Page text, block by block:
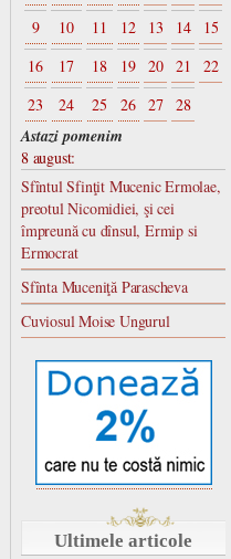
9
10 11 12 13 14
15
16
17 18 19 20 21
22
23
24 25 26 27 28
Astazi pomenim
8 august:
Sfîntul Sfinţit Mucenic Ermolae,
preotul Nicomidiei, şi cei
împreună cu dînsul, Ermip si
Ermocrat
Sfînta Muceniţă Parascheva
Cuviosul Moise Ungurul
Ultimele articole